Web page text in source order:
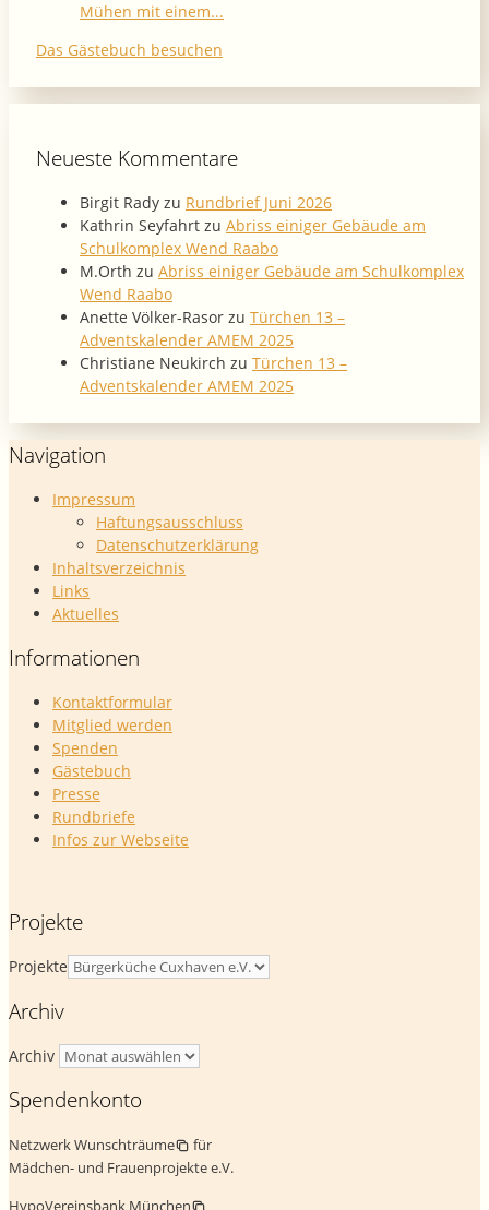
Mühen mit einem...
Das Gästebuch besuchen
Neueste Kommentare
Birgit Rady zu Rundbrief Juni 2026
Kathrin Seyfahrt zu Abriss einiger Gebäude am
Schulkomplex Wend Raabo
M.Orth zu Abriss einiger Gebäude am Schulkomplex
Wend Raabo
Anette Völker-Rasor zu Türchen 13 –
Adventskalender AMEM 2025
Christiane Neukirch zu Türchen 13 –
Adventskalender AMEM 2025
Navigation
Impressum
Haftungsausschluss
Datenschutzerklärung
Inhaltsverzeichnis
Links
Aktuelles
Informationen
Kontaktformular
Mitglied werden
Spenden
Gästebuch
Presse
Rundbriefe
Infos zur Webseite
Projekte
Projekte
Archiv
Archiv
Spendenkonto
Netzwerk Wunschträume
für
Mädchen- und Frauenprojekte e.V.
HypoVereinsbank München